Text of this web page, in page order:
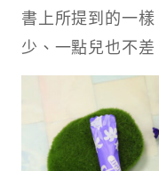
書上所提到的一
少、一點兒也不差